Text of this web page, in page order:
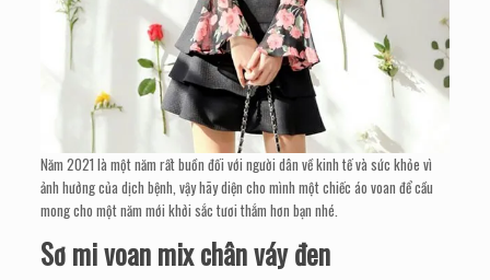
Năm 2021 là một năm rất buồn đối với người dân về kinh tế và sức khỏe vì
ảnh hưởng của dịch bệnh, vậy hãy diện cho mình một chiếc áo voan để cầu
mong cho một năm mới khởi sắc tươi thắm hơn bạn nhé.
Sơ mi voan mix chân váy đen